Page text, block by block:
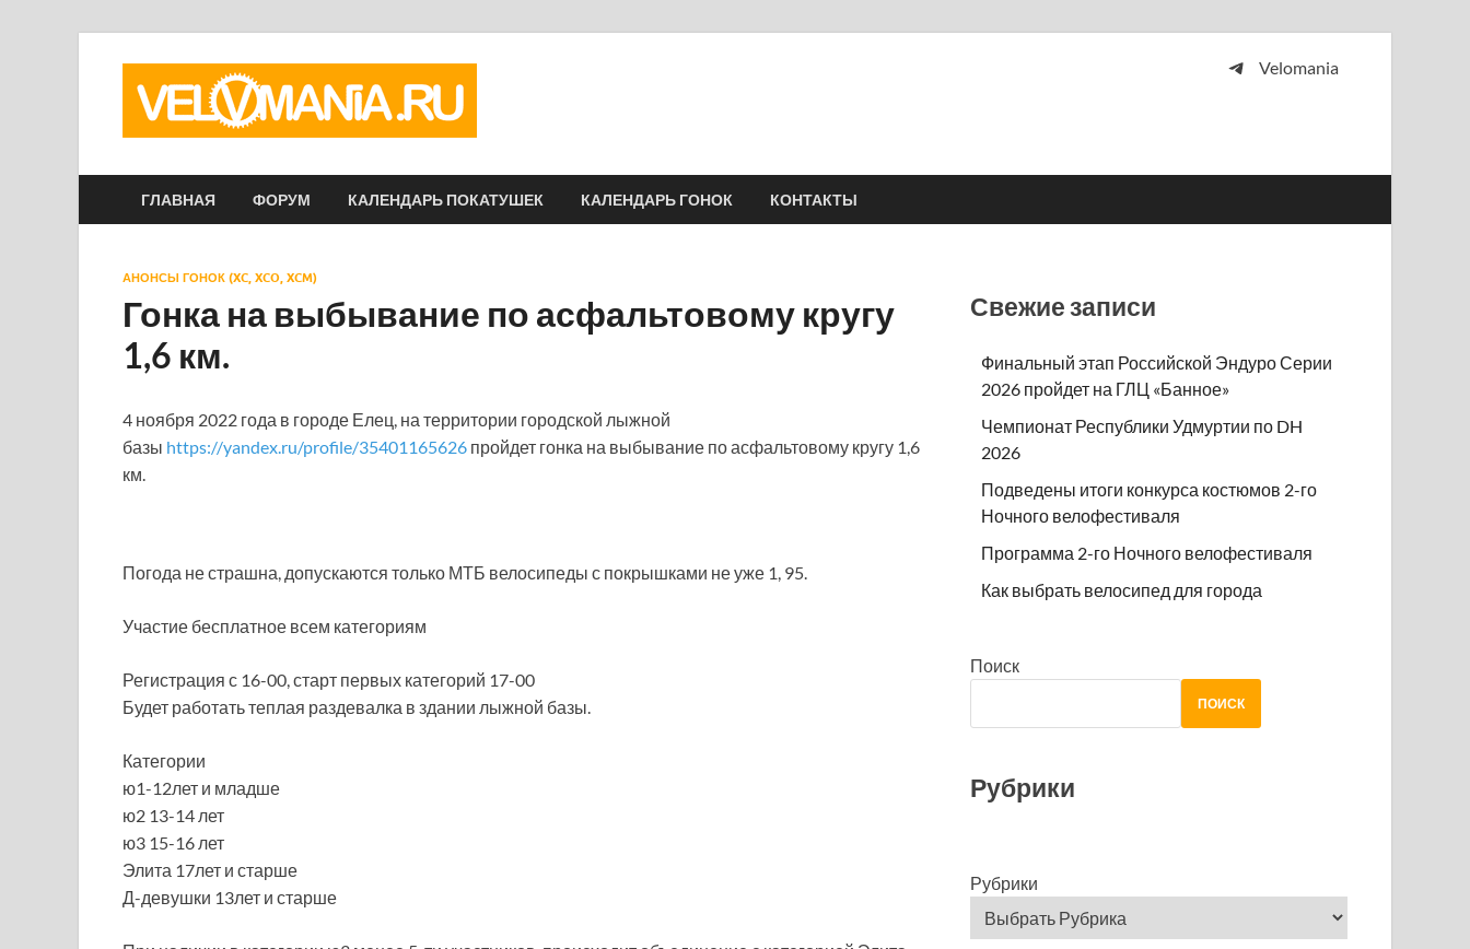
Velomania
ГЛАВНАЯ ФОРУМ КАЛЕНДАРЬ ПОКАТУШЕК КАЛЕНДАРЬ ГОНОК КОНТАКТЫ
АНОНСЫ ГОНОК (XC, XCO, XCM)
Гонка на выбывание по асфальтовому кругу
1,6 км.
4 ноября 2022 года в городе Елец, на территории городской лыжной
базы https://yandex.ru/profile/35401165626 пройдет гонка на выбывание по асфальтовому кругу 1,6
км.
Погода не страшна, допускаются только МТБ велосипеды с покрышками не уже 1, 95.
Участие бесплатное всем категориям
Регистрация с 16-00, старт первых категорий 17-00
Будет работать теплая раздевалка в здании лыжной базы.
Категории
ю1-12лет и младше
ю2 13-14 лет
ю3 15-16 лет
Элита 17лет и старше
Д-девушки 13лет и старше
Свежие записи
Финальный этап Российской Эндуро Серии
2026 пройдет на ГЛЦ «Банное»
Чемпионат Республики Удмуртии по DH
2026
Подведены итоги конкурса костюмов 2-го
Ночного велофестиваля
Программа 2-го Ночного велофестиваля
Как выбрать велосипед для города
Поиск
ПОИСК
Рубрики
Рубрики